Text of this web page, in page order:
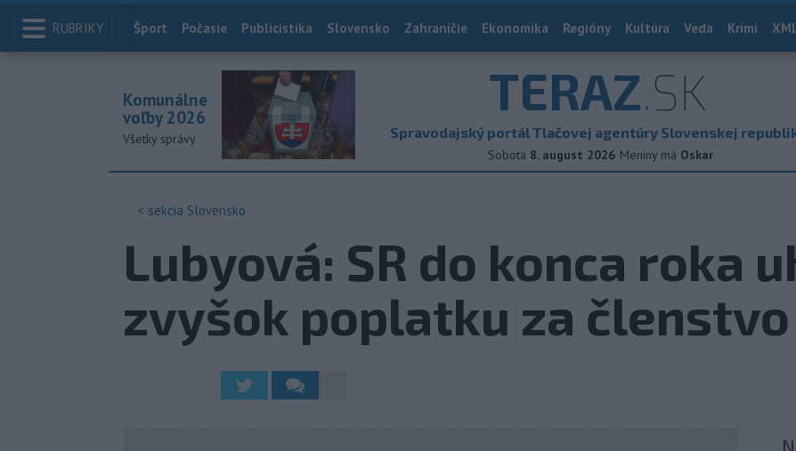
RUBRIKY Index
Šport Počasie Publicistika Slovensko Zahraničie Ekonomika Regióny Kultúra Veda Krimi
TERAZ.SK
Spravodajský portál Tlačovej agentúry Slovenskej
Sobota 8. august 2026 Meniny má Oskar
Komunálne
voľby 2026
Všetky správy
< sekcia Slovensko
Lubyová: SR do konca roka
zvyšok poplatku za členstvo